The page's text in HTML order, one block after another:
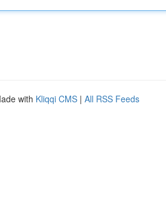
with Kliqqi CMS | All RSS Feeds